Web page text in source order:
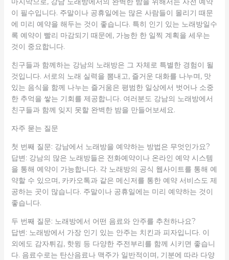
이 필수입니다. 주말이나 공휴일에는 많은 사람들이 몰리기 때문
에 미리 예약을 해두는 것이 좋습니다. 특히 인기 있는 노래방일수
록 예약이 빨리 마감되기 때문에, 가능한 한 일찍 계획을 세우는
것이 중요합니다.
친구들과 함께하는 강남의 노래방은 그 자체로 특별한 경험이 될
것입니다. 서로의 노래 실력을 뽐내고, 즐거운 대화를 나누며, 맛
있는 음식을 함께 나누는 즐거움은 평범한 일상에서 벗어나 소중
한 추억을 쌓는 기회를 제공합니다. 여러분도 강남의 노래방에서
친구들과 함께 잊지 못할 완벽한 밤을 만들어보세요.
자주 묻는 질문
첫 번째 질문: 강남에서 노래방을 예약하는 방법은 무엇인가요?
답변: 강남의 많은 노래방들은 전화예약이나 온라인 예약 시스템
을 통해 예약이 가능합니다. 각 노래방의 공식 웹사이트를 통해 예
약할 수 있으며, 카카오톡과 같은 메신저를 통한 예약 서비스도 제
공하는 곳이 많습니다. 주말이나 공휴일에는 미리 예약하는 것이
좋습니다.
두 번째 질문: 노래방에서 어떤 음료와 안주를 추천하나요?
답변: 노래방에서 가장 인기 있는 안주는 치킨과 피자입니다. 이
외에도 감자튀김, 핫윙 등 다양한 주전부리를 함께 시키면 좋습니
다. 음료수로는 탄산음료나 맥주가 일반적이며, 기분에 따라 다양